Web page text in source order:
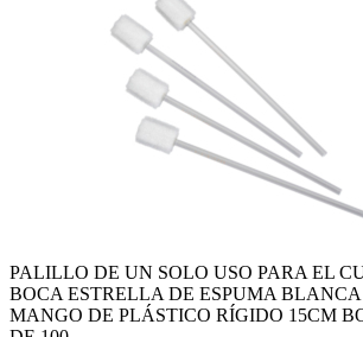
PALILLO DE UN SOLO USO PARA EL
BOCA ESTRELLA DE ESPUMA
MANGO DE PLÁSTICO RÍGIDO 15CM